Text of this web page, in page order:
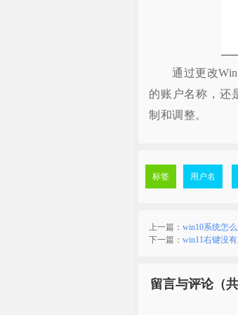
通过更改
的账户名称，还
制和调整。
标签 用户名
上一篇： win10系统怎
下一篇： win11右键没
留言与评论（